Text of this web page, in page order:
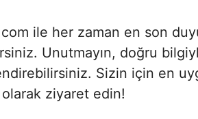
ile her zaman en son
Unutmayın, doğru
Sizin için en
ziyaret edin!